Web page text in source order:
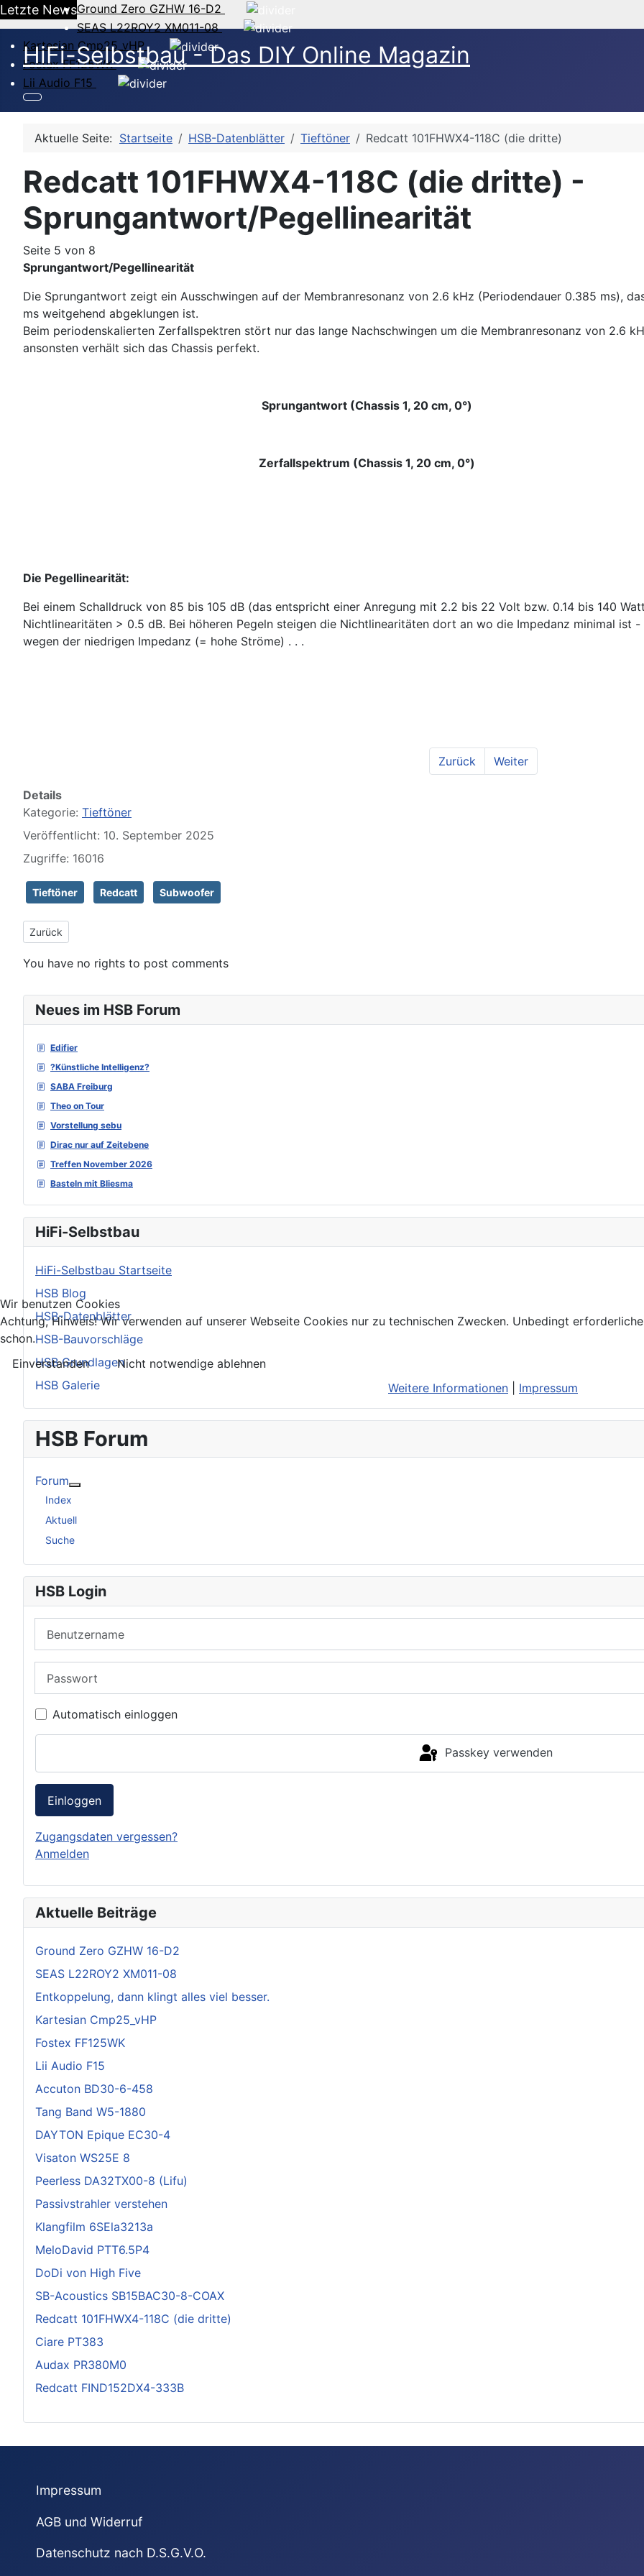
Letzte NewsGround Zero GZHW 16-D2
SEAS L22ROY2 XM011-08
Kartesian Cmp25_vHP
Fostex FF125WK
Lii Audio F15
HiFi-Selbstbau - Das DIY Online Magazin
Neues im HSB Forum
Edifier
?Künstliche Intelligenz?
SABA Freiburg
Theo on Tour
Vorstellung sebu
Dirac nur auf Zeitebene
Treffen November 2026
Basteln mit Bliesma
HiFi-Selbstbau
HiFi-Selbstbau Startseite
HSB Blog
HSB-Datenblätter
HSB-Bauvorschläge
HSB Grundlagen
HSB Galerie
HSB Forum
Forum
Index
Aktuell
Suche
HSB Login
Automatisch einloggen
Passkey verwenden
Einloggen
Zugangsdaten vergessen?
Anmelden
Aktuelle Beiträge
Ground Zero GZHW 16-D2
SEAS L22ROY2 XM011-08
Entkoppelung, dann klingt alles viel besser.
Kartesian Cmp25_vHP
Fostex FF125WK
Lii Audio F15
Accuton BD30-6-458
Tang Band W5-1880
DAYTON Epique EC30-4
Visaton WS25E 8
Peerless DA32TX00-8 (Lifu)
Passivstrahler verstehen
Klangfilm 6SEla3213a
MeloDavid PTT6.5P4
DoDi von High Five
SB-Acoustics SB15BAC30-8-COAX
Redcatt 101FHWX4-118C (die dritte)
Ciare PT383
Audax PR380M0
Redcatt FIND152DX4-333B
Aktuelle Seite: Startseite HSB-Datenblätter Tieftöner Redcatt 101FHWX4-118C (die dritte)
Redcatt 101FHWX4-118C (die dritte) -
Sprungantwort/Pegellinearität
Seite 5 von 8
Sprungantwort/Pegellinearität
Die Sprungantwort zeigt ein Ausschwingen auf der Membranresonanz von 2.6 kHz (Periodendauer 0.385 ms),
ms weitgehend abgeklungen ist.
Beim periodenskalierten Zerfallspektren stört nur das lange Nachschwingen um die Membranresonanz von 2.6
ansonsten verhält sich das Chassis perfekt.
Sprungantwort (Chassis 1, 20 cm, 0°)
Zerfallspektrum (Chassis 1, 20 cm, 0°)
Die Pegellinearität:
Bei einem Schalldruck von 85 bis 105 dB (das entspricht einer Anregung mit 2.2 bis 22 Volt bzw. 0.14 bis 140
Nichtlinearitäten > 0.5 dB. Bei höheren Pegeln steigen die Nichtlinearitäten dort an wo die Impedanz minimal ist
wegen der niedrigen Impedanz (= hohe Ströme) . . .
Zurück Weiter
Details
Kategorie: Tieftöner
Veröffentlicht: 10. September 2025
Zugriffe: 16016
Tieftöner Redcatt Subwoofer
Vorheriger Beitrag: Visaton WS25E 8
Zurück
You have no rights to post comments
Impressum
AGB und Widerruf
Datenschutz nach D.S.G.V.O.
Wir benutzen Cookies
Achtung, Hinweis! Wir verwenden auf unserer Webseite Cookies nur zu technischen Zwecken. Unbedingt
schon.
Einverstanden
Nicht notwendige ablehnen
Weitere Informationen
Impressum